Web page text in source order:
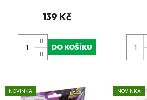
139 Kč
DO KOŠÍKU
NOVINKA NOVINKA